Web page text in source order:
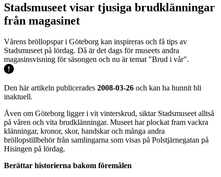
Stadsmuseet visar tjusiga brudklänningar
från magasinet
Vårens bröllopspar i Göteborg kan inspireras och få tips av
Stadsmuseet på lördag. Då är det dags för museets andra
magasinsvisning för säsongen och nu är temat "Brud i vår".
Den här artikeln publicerades 2008-03-26 och kan ha hunnit bli
inaktuell.
Även om Göteborg ligger i vit vinterskrud, siktar Stadsmuseet alltså
på våren och vita brudklänningar. Museet har plockat fram vackra
klänningar, kronor, skor, handskar och många andra
bröllopstillbehör från samlingarna som visas på Polstjärnegatan på
Hisingen på lördag.
Berättar historierna bakom föremålen